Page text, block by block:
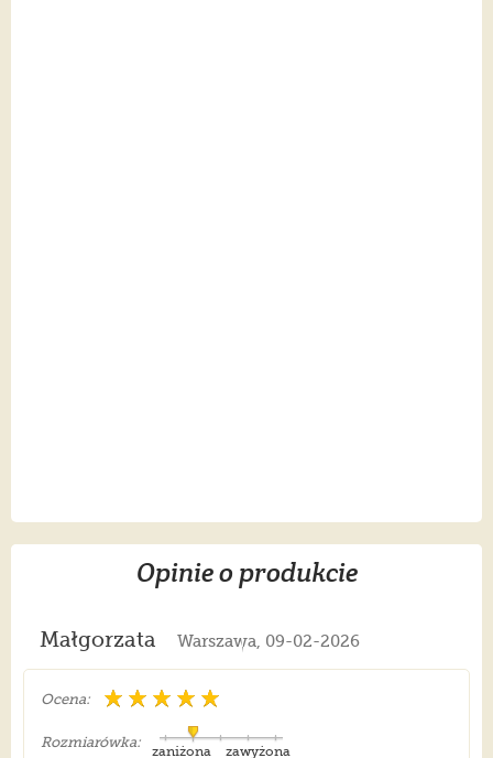
Opinie o produkcie
Małgorzata Warszawa, 09-02-2026
Ocena:
Rozmiarówka:
zawyżona
zaniżona